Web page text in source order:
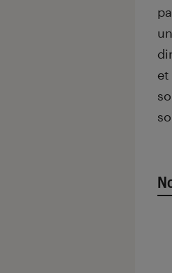
et